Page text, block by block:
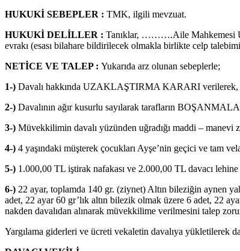
HUKUKİ SEBEPLER : TMK, ilgili mevzuat.
HUKUKİ DELİLLER : Tanıklar, ……….Aile Mahkemesi
evrakı (esası bilahare bildirilecek olmakla birlikte celp
NETİCE VE TALEP : Yukarıda arz olunan sebeplerle;
1-) Davalı hakkında UZAKLAŞTIRMA KARARI verilerek,
2-) Davalının ağır kusurlu sayılarak tarafların
3-) Müvekkilimin davalı yüzünden uğradığı maddi –
4-) 4 yaşındaki müşterek çocukları Ayşe’nin geçici ve tam
5-) 1.000,00 TL iştirak nafakası ve 2.000,00 TL davacı
6-) 22 ayar, toplamda 140 gr. (ziynet) Altın bileziğin aynen
adet, 22 ayar 60 gr’lık altın bilezik olmak üzere 6 adet, 22
nakden davalıdan alınarak müvekkilime verilmesini talep
Yargılama giderleri ve ücreti vekaletin davalıya yükletilerek